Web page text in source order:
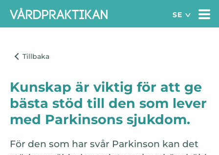
Kunskap är viktig för att ge
bästa stöd till den som lever
med Parkinsons sjukdom.
För den som har svår Parkinson kan det